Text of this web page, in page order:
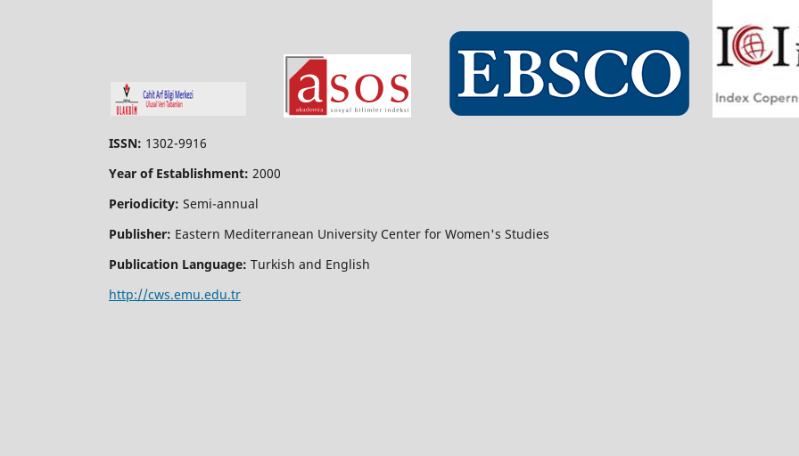
ISSN: 1302-9916
Year of Establishment: 2000
Periodicity: Semi-annual
Publisher: Eastern Mediterranean University Center for Women's Studies
Publication Language: Turkish and English
http://cws.emu.edu.tr